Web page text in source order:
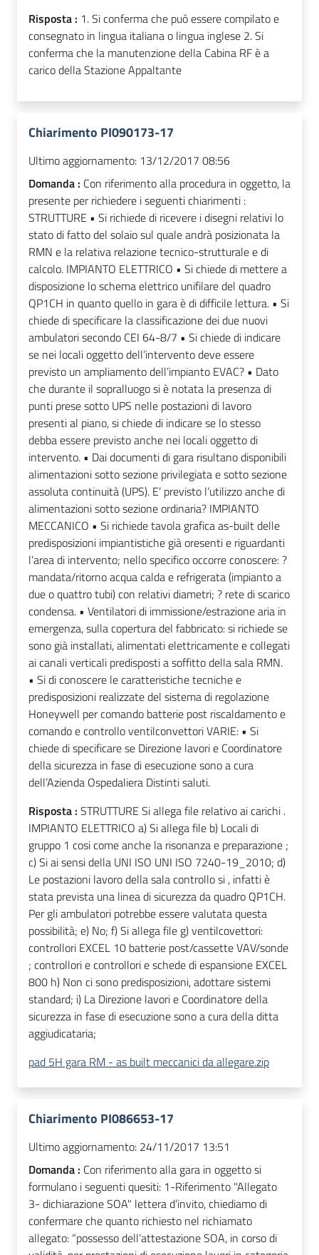
Risposta : 1. Si conferma che può essere compilato e
consegnato in lingua italiana o lingua inglese 2. Si
conferma che la manutenzione della Cabina RF è a
carico della Stazione Appaltante
Chiarimento PI090173-17
Ultimo aggiornamento: 13/12/2017 08:56
Domanda : Con riferimento alla procedura in oggetto, la
presente per richiedere i seguenti chiarimenti :
STRUTTURE • Si richiede di ricevere i disegni relativi lo
stato di fatto del solaio sul quale andrà posizionata la
RMN e la relativa relazione tecnico-strutturale e di
calcolo. IMPIANTO ELETTRICO • Si chiede di mettere a
disposizione lo schema elettrico unifilare del quadro
QP1CH in quanto quello in gara è di difficile lettura. • Si
chiede di specificare la classificazione dei due nuovi
ambulatori secondo CEI 64-8/7 • Si chiede di indicare
se nei locali oggetto dell’intervento deve essere
previsto un ampliamento dell’impianto EVAC? • Dato
che durante il sopralluogo si è notata la presenza di
punti prese sotto UPS nelle postazioni di lavoro
presenti al piano, si chiede di indicare se lo stesso
debba essere previsto anche nei locali oggetto di
intervento. • Dai documenti di gara risultano disponibili
alimentazioni sotto sezione privilegiata e sotto sezione
assoluta continuità (UPS). E’ previsto l’utilizzo anche di
alimentazioni sotto sezione ordinaria? IMPIANTO
MECCANICO • Si richiede tavola grafica as-built delle
predisposizioni impiantistiche già oresenti e riguardanti
l’area di intervento; nello specifico occorre conoscere: ?
mandata/ritorno acqua calda e refrigerata (impianto a
due o quattro tubi) con relativi diametri; ? rete di scarico
condensa. • Ventilatori di immissione/estrazione aria in
emergenza, sulla copertura del fabbricato: si richiede se
sono già installati, alimentati elettricamente e collegati
ai canali verticali predisposti a soffitto della sala RMN.
• Si di conoscere le caratteristiche tecniche e
predisposizioni realizzate del sistema di regolazione
Honeywell per comando batterie post riscaldamento e
comando e controllo ventilconvettori VARIE: • Si
chiede di specificare se Direzione lavori e Coordinatore
della sicurezza in fase di esecuzione sono a cura
dell’Azienda Ospedaliera Distinti saluti.
Risposta : STRUTTURE Si allega file relativo ai carichi .
IMPIANTO ELETTRICO a) Si allega file b) Locali di
gruppo 1 cosi come anche la risonanza e preparazione ;
c) Si ai sensi della UNI ISO UNI ISO 7240-19_2010; d)
Le postazioni lavoro della sala controllo si , infatti è
stata prevista una linea di sicurezza da quadro QP1CH.
Per gli ambulatori potrebbe essere valutata questa
possibilità; e) No; f) Si allega file g) ventilcovettori:
controllori EXCEL 10 batterie post/cassette VAV/sonde
; controllori e controllori e schede di espansione EXCEL
800 h) Non ci sono predisposizioni, adottare sistemi
standard; i) La Direzione lavori e Coordinatore della
sicurezza in fase di esecuzione sono a cura della ditta
aggiudicataria;
pad 5H gara RM - as built meccanici da allegare.zip
Chiarimento PI086653-17
Ultimo aggiornamento: 24/11/2017 13:51
Domanda : Con riferimento alla gara in oggetto si
formulano i seguenti quesiti: 1-Riferimento "Allegato
3- dichiarazione SOA" lettera d’invito, chiediamo di
confermare che quanto richiesto nel richiamato
allegato: “possesso dell’attestazione SOA, in corso di